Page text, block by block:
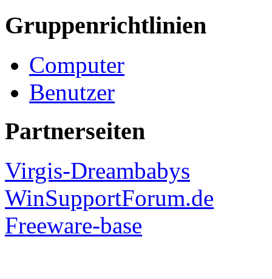
Gruppenrichtlinien
Computer
Benutzer
Partnerseiten
Virgis-Dreambabys
WinSupportForum.de
Freeware-base